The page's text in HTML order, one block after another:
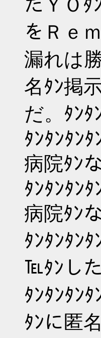
たＹＯﾀ
をＲｅ
漏れは
名ﾀﾝ掲
だ。ﾀﾝﾀ
ﾀﾝﾀﾝﾀﾝﾀ
病院ﾀﾝ
ﾀﾝﾀﾝﾀﾝﾀ
病院ﾀﾝ
ﾀﾝﾀﾝﾀﾝ
℡ﾀﾝした
ﾀﾝﾀﾝﾀﾝ
ﾀﾝに匿